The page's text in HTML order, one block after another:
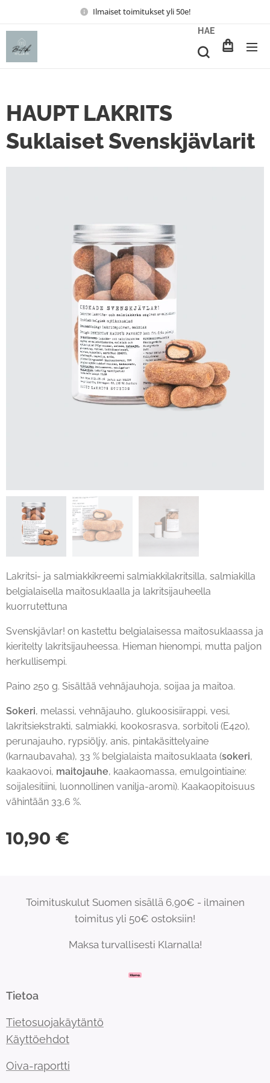
Ilmaiset toimitukset yli 50e!
HAE
HAUPT LAKRITS
Suklaiset Svenskjävlarit
Lakritsi- ja salmiakkikreemi salmiakkilakritsilla, salmiakilla
belgialaisella maitosuklaalla ja lakritsijauheella
kuorrutettuna
Svenskjävlar! on kastettu belgialaisessa maitosuklaassa ja
kieritelty lakritsijauheessa. Hieman hienompi, mutta paljon
herkullisempi.
Paino 250 g. Sisältää vehnäjauhoja, soijaa ja maitoa.
Sokeri, melassi, vehnäjauho, glukoosisiirappi, vesi,
lakritsiekstrakti, salmiakki, kookosrasva, sorbitoli (E420),
perunajauho, rypsiöljy, anis, pintakäsittelyaine
(karnaubavaha), 33 % belgialaista maitosuklaata (sokeri,
kaakaovoi, maitojauhe, kaakaomassa, emulgointiaine:
soijalesitiini, luonnollinen vanilja-aromi). Kaakaopitoisuus
vähintään 33,6 %.
10,90 €
Toimituskulut Suomen sisällä 6,90€ - ilmainen
toimitus yli 50€ ostoksiin!
Maksa turvallisesti Klarnalla!
Tietoa
Tietosuojakäytäntö
Käyttöehdot
Oiva-raportti